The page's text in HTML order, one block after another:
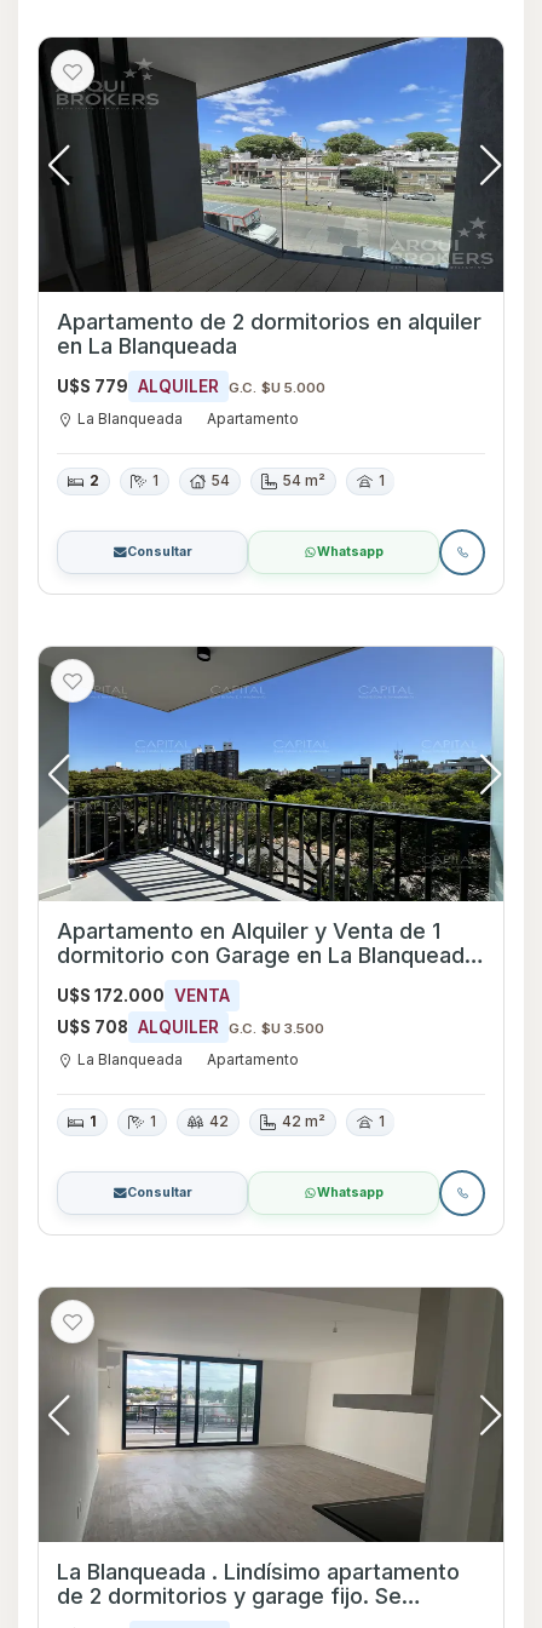
Apartamento de 2 dormitorios en alquiler
en La Blanqueada
U$S 779 ALQUILER G.C. $U 5.000
La Blanqueada Apartamento
2 1 54 54 m² 1
Consultar Whatsapp
Apartamento en Alquiler y Venta de 1
dormitorio con Garage en La Blanqueada,
Montevideo
U$S 172.000 VENTA
U$S 708 ALQUILER G.C. $U 3.500
La Blanqueada Apartamento
1 1 42 42 m² 1
Consultar Whatsapp
La Blanqueada . Lindísimo apartamento
de 2 dormitorios y garage fijo. Se
destaca el gran living comedor con vista